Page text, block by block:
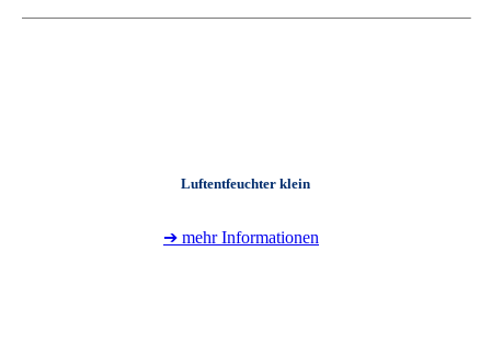
Luftentfeuchter klein
➔ mehr Informationen